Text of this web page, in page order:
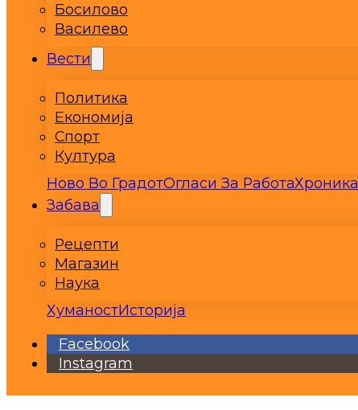
Босилово
Василево
Вести
Политика
Економија
Спорт
Култура
Ново Во ГрадотОгласи За РаботаХроника
Забава
Рецепти
Магазин
Наука
ХуманостИсторија
Facebook
Instagram